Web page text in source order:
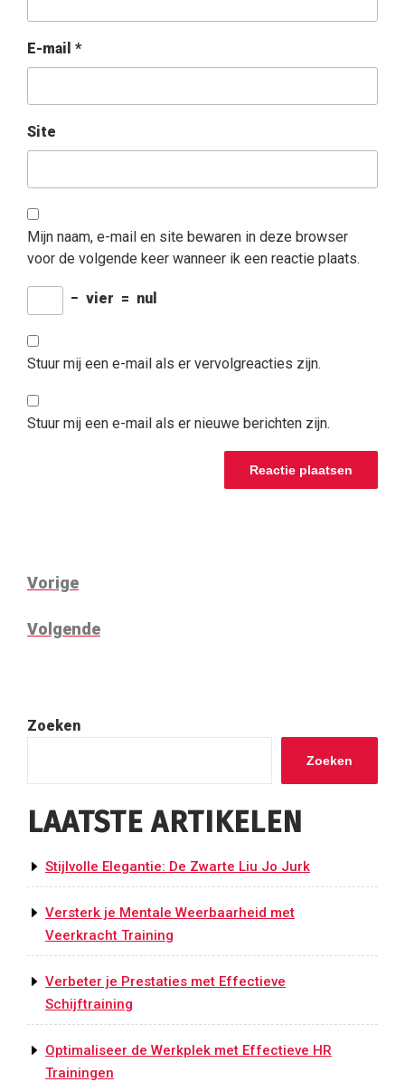
E-mail *
Site
Mijn naam, e-mail en site bewaren in deze browser
voor de volgende keer wanneer ik een reactie plaats.
− vier = nul
Stuur mij een e-mail als er vervolgreacties zijn.
Stuur mij een e-mail als er nieuwe berichten zijn.
BERICHTNAVIGATIE
Vorig
Vorige
Volgend
Volgende
Zoeken
Zoeken
LAATSTE ARTIKELEN
Stijlvolle Elegantie: De Zwarte Liu Jo Jurk
Versterk je Mentale Weerbaarheid met
Veerkracht Training
Verbeter je Prestaties met Effectieve
Schijftraining
Optimaliseer de Werkplek met Effectieve HR
Trainingen